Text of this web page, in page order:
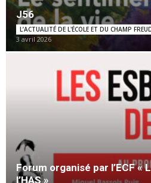
J56
L’ACTUALITÉ DE L'ÉCOLE ET DU CHAMP
3 avril 2026
Forum organisé par l’ECF «
l’HAS »